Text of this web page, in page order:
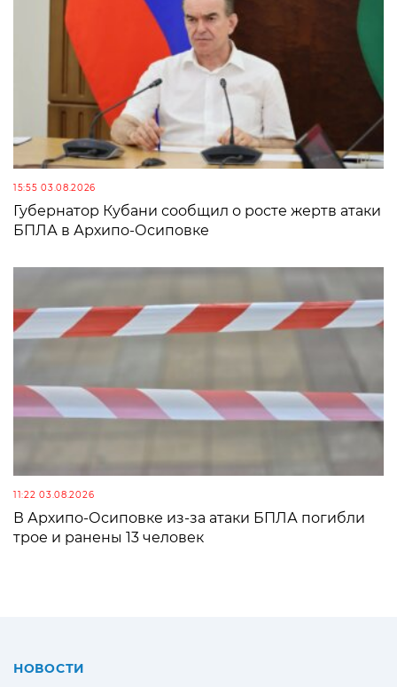
15:55 03.08.2026
Губернатор Кубани сообщил о росте жертв атаки
БПЛА в Архипо-Осиповке
11:22 03.08.2026
В Архипо-Осиповке из-за атаки БПЛА погибли
трое и ранены 13 человек
НОВОСТИ